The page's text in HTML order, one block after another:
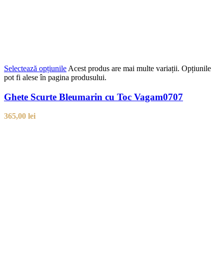
Selectează opțiunile Acest produs are mai multe variații. Opțiunile
pot fi alese în pagina produsului.
Ghete Scurte Bleumarin cu Toc Vagam0707
365,00 lei